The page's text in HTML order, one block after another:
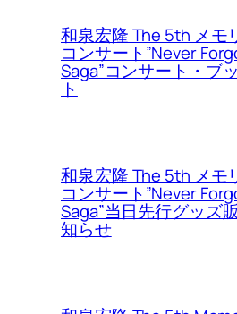
和泉宏隆 The 5th メモ
コンサート”Never
Saga”コンサート・ブ
ト
和泉宏隆 The 5th メモ
コンサート”Never
Saga”当日先行グッズ
知らせ